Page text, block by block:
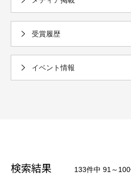
受賞履歴
イベント情報
検索結果 133件中 91～